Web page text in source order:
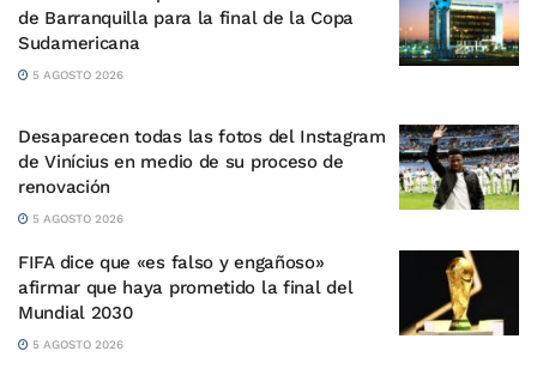
de Barranquilla para la final de la Copa
Sudamericana
5 AGOSTO 2026
Desaparecen todas las fotos del Instagram
de Vinícius en medio de su proceso de
renovación
5 AGOSTO 2026
FIFA dice que «es falso y engañoso»
afirmar que haya prometido la final del
Mundial 2030
5 AGOSTO 2026